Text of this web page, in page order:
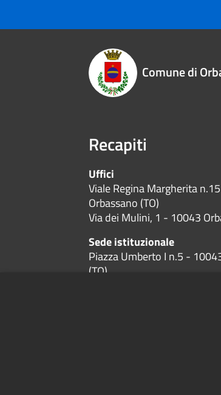
Comune di
Recapiti
Uffici
Viale Regina Margherita
Orbassano (TO)
Via dei Mulini, 1 - 10043
Sede istituzionale
Piazza Umberto I n.5 -
(TO)